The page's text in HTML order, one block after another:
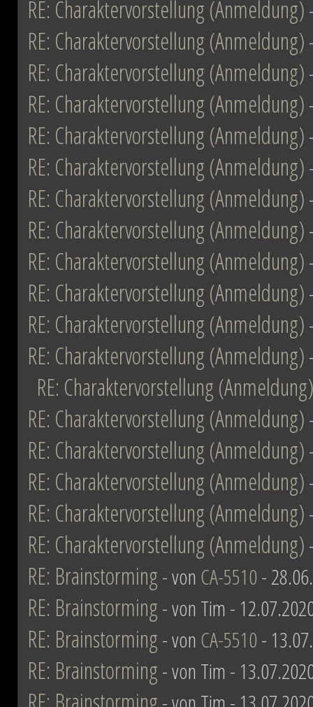
RE: Charaktervorstellung (Anmeldung)
RE: Charaktervorstellung (Anmeldung)
RE: Charaktervorstellung (Anmeldung)
RE: Charaktervorstellung (Anmeldung)
RE: Charaktervorstellung (Anmeldung)
RE: Charaktervorstellung (Anmeldung)
RE: Charaktervorstellung (Anmeldung)
RE: Charaktervorstellung (Anmeldung)
RE: Charaktervorstellung (Anmeldung)
RE: Charaktervorstellung (Anmeldung)
RE: Charaktervorstellung (Anmeldung)
RE: Charaktervorstellung (Anmeldung)
RE: Charaktervorstellung (Anmeldung)
RE: Charaktervorstellung (Anmeldung)
RE: Charaktervorstellung (Anmeldung)
RE: Charaktervorstellung (Anmeldung)
RE: Charaktervorstellung (Anmeldung)
RE: Charaktervorstellung (Anmeldung)
RE: Brainstorming- von CA-5510-
RE: Brainstorming- von Tim -
RE: Brainstorming- von CA-5510-
RE: Brainstorming- von Tim -